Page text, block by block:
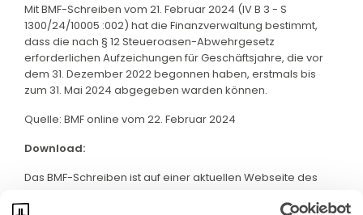
Mit BMF-Schreiben vom 21. Februar 2024 (IV B 3 - S
1300/24/10005 :002) hat die Finanzverwaltung bestimmt,
dass die nach § 12 Steueroasen-Abwehrgesetz
erforderlichen Aufzeichungen für Geschäftsjahre, die vor
dem 31. Dezember 2022 begonnen haben, erstmals bis
zum 31. Mai 2024 abgegeben warden können.
Quelle: BMF online vom 22. Februar 2024
Download:
Das BMF-Schreiben ist auf einer aktuellen Webseite des